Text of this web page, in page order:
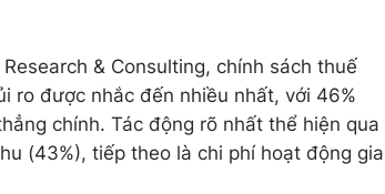
& Consulting, chính sách thuế
ro được nhắc đến nhiều nhất, với 46%
chính. Tác động rõ nhất thể hiện qua
(43%), tiếp theo là chi phí hoạt động gia